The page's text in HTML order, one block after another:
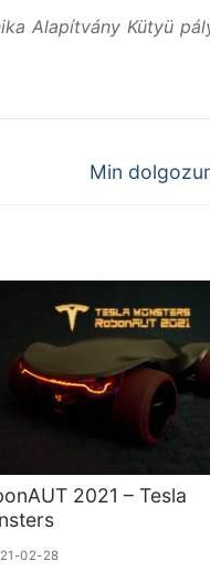
Alapítvány Kütyü
Next
Min
2021 – Tesla
02-28